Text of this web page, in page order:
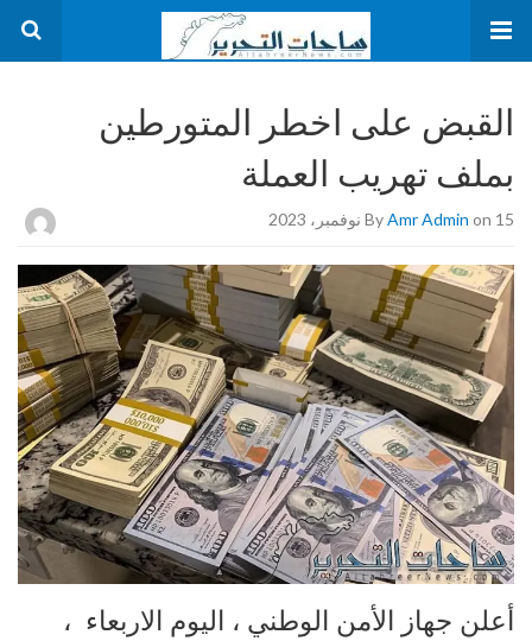
القبض على اخطر المتورطين
بملف تهريب العملة
ByAmr Admin on 15 نوفمبر، 2023
أعلن جهاز الأمن الوطني ، اليوم الاربعاء ،